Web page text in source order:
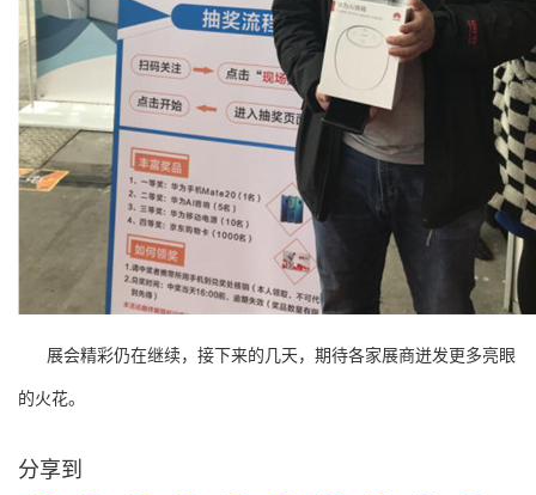
展会精彩仍在继续，接下来的几天，期待各家展商迸发更多亮眼
的火花。
分享到